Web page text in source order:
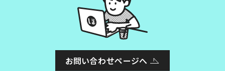
お問い合わせページへ